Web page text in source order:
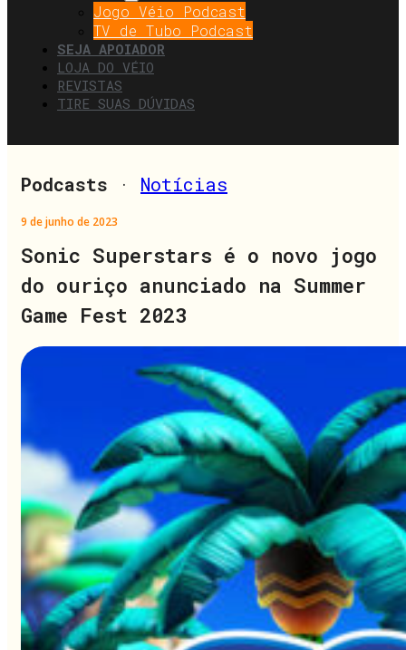
Jogo Véio Podcast
TV de Tubo Podcast
SEJA APOIADOR
LOJA DO VÉIO
REVISTAS
TIRE SUAS DÚVIDAS
Podcasts · Notícias
9 de junho de 2023
Sonic Superstars é o novo jogo
do ouriço anunciado na Summer
Game Fest 2023